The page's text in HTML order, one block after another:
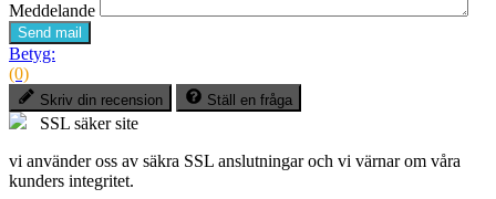
Meddelande
Send mail
Betyg:
(0)
Skriv din recension Ställ en fråga
SSL säker site
vi använder oss av säkra SSL anslutningar och vi värnar om våra
kunders integritet.